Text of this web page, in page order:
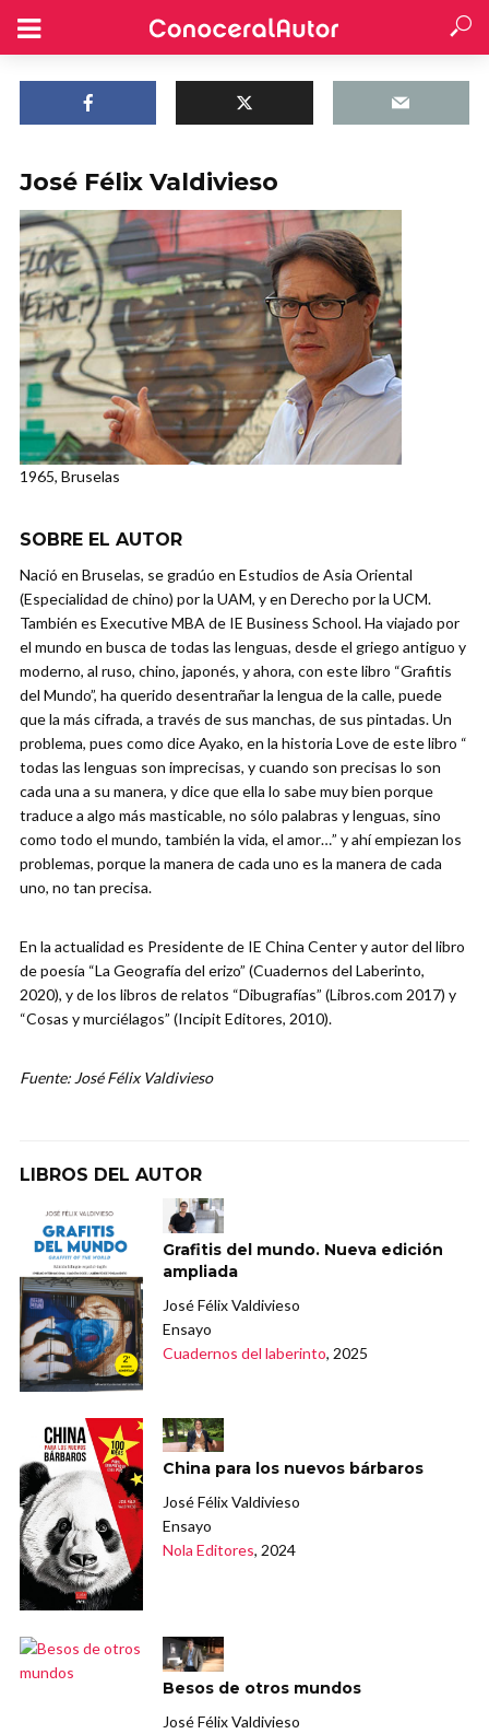
José Félix Valdivieso
1965, Bruselas
SOBRE EL AUTOR
Nació en Bruselas, se gradúo en Estudios de Asia Oriental
(Especialidad de chino) por la UAM, y en Derecho por la UCM.
También es Executive MBA de IE Business School. Ha viajado por
el mundo en busca de todas las lenguas, desde el griego antiguo y
moderno, al ruso, chino, japonés, y ahora, con este libro “Grafitis
del Mundo”, ha querido desentrañar la lengua de la calle, puede
que la más cifrada, a través de sus manchas, de sus pintadas. Un
problema, pues como dice Ayako, en la historia Love de este libro “
todas las lenguas son imprecisas, y cuando son precisas lo son
cada una a su manera, y dice que ella lo sabe muy bien porque
traduce a algo más masticable, no sólo palabras y lenguas, sino
como todo el mundo, también la vida, el amor…” y ahí empiezan los
problemas, porque la manera de cada uno es la manera de cada
uno, no tan precisa.
En la actualidad es Presidente de IE China Center y autor del libro
de poesía “La Geografía del erizo” (Cuadernos del Laberinto,
2020), y de los libros de relatos “Dibugrafías” (Libros.com 2017) y
“Cosas y murciélagos” (Incipit Editores, 2010).
Fuente: José Félix Valdivieso
LIBROS DEL AUTOR
Grafitis del mundo. Nueva edición
ampliada
José Félix Valdivieso
Ensayo
Cuadernos del laberinto, 2025
China para los nuevos bárbaros
José Félix Valdivieso
Ensayo
Nola Editores, 2024
Besos de otros mundos
José Félix Valdivieso